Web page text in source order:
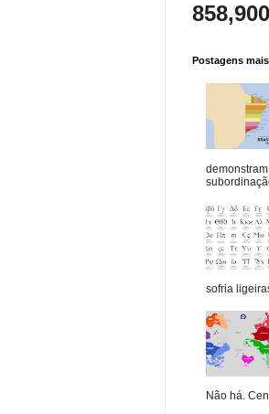
858,900
Postagens
sofria
Não há.